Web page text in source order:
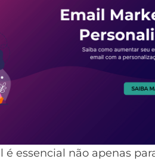
essencial não apenas